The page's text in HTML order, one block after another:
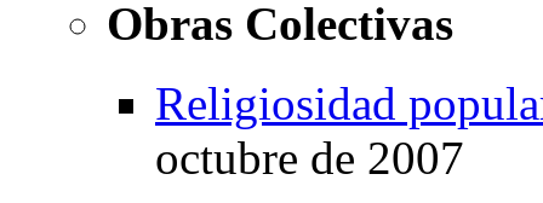
Obras Colectivas
Religiosidad
octubre de 2007